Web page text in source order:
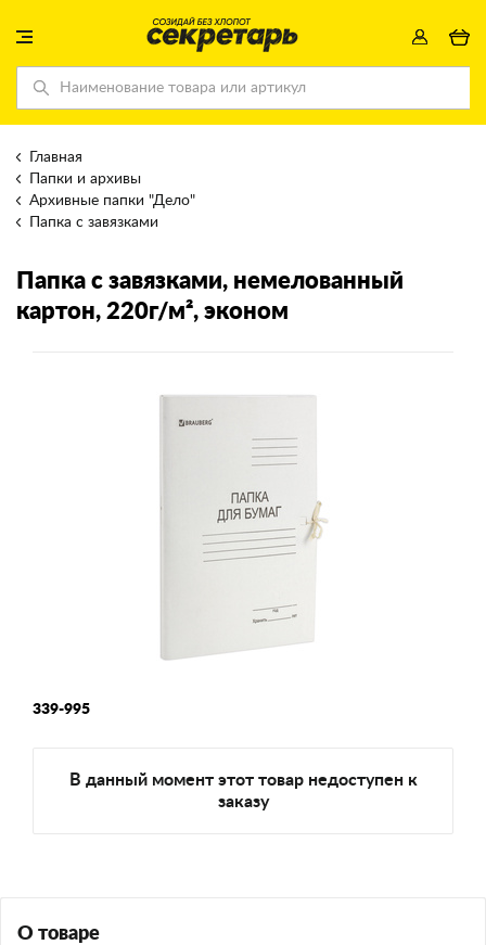
Главная
Папки и архивы
Архивные папки "Дело"
Папка с завязками
Папка с завязками, немелованный
картон, 220г/м², эконом
339-995
В данный момент этот товар недоступен к
заказу
О товаре